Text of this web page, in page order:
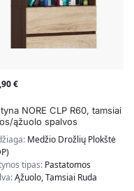
€
NORE CLP R60, tamsiai
ąžuolo spalvos
Medžio Drožlių Plokštė
tipas: Pastatomos
Ąžuolo, Tamsiai Ruda